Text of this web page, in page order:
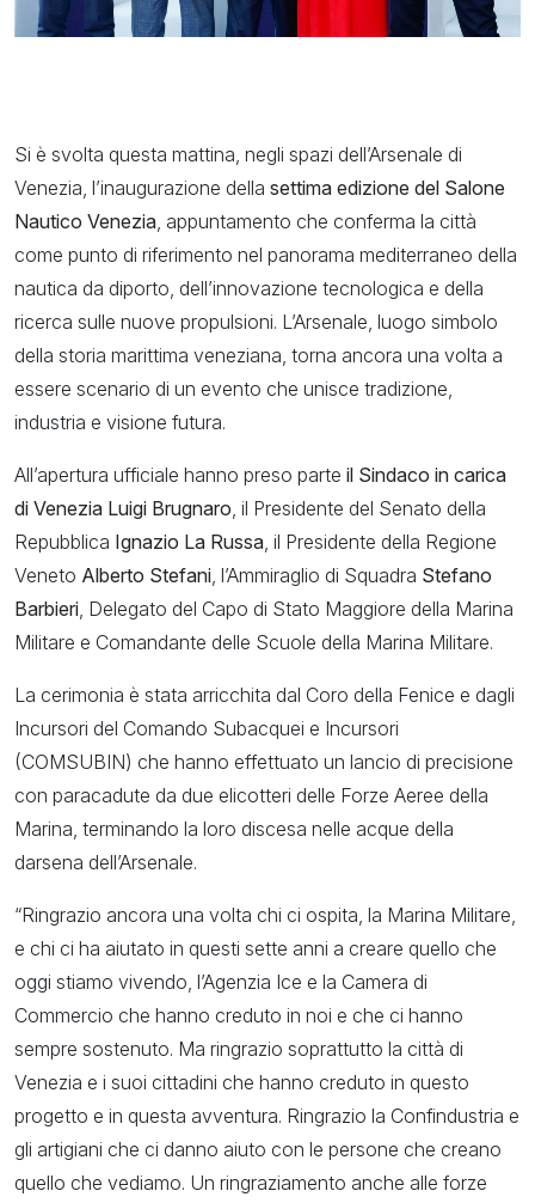
Si è svolta questa mattina, negli spazi dell’Arsenale di
Venezia, l’inaugurazione della settima edizione del Salone
Nautico Venezia, appuntamento che conferma la città
come punto di riferimento nel panorama mediterraneo della
nautica da diporto, dell’innovazione tecnologica e della
ricerca sulle nuove propulsioni. L’Arsenale, luogo simbolo
della storia marittima veneziana, torna ancora una volta a
essere scenario di un evento che unisce tradizione,
industria e visione futura.
All’apertura ufficiale hanno preso parte il Sindaco in carica
di Venezia Luigi Brugnaro, il Presidente del Senato della
Repubblica Ignazio La Russa, il Presidente della Regione
Veneto Alberto Stefani, l’Ammiraglio di Squadra Stefano
Barbieri, Delegato del Capo di Stato Maggiore della Marina
Militare e Comandante delle Scuole della Marina Militare.
La cerimonia è stata arricchita dal Coro della Fenice e dagli
Incursori del Comando Subacquei e Incursori
(COMSUBIN) che hanno effettuato un lancio di precisione
con paracadute da due elicotteri delle Forze Aeree della
Marina, terminando la loro discesa nelle acque della
darsena dell’Arsenale.
“Ringrazio ancora una volta chi ci ospita, la Marina Militare,
e chi ci ha aiutato in questi sette anni a creare quello che
oggi stiamo vivendo, l’Agenzia Ice e la Camera di
Commercio che hanno creduto in noi e che ci hanno
sempre sostenuto. Ma ringrazio soprattutto la città di
Venezia e i suoi cittadini che hanno creduto in questo
progetto e in questa avventura. Ringrazio la Confindustria e
gli artigiani che ci danno aiuto con le persone che creano
quello che vediamo. Un ringraziamento anche alle forze